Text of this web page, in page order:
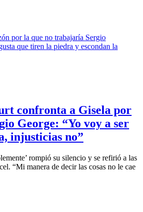
confronta a Gisela por
George: “Yo voy a ser
injusticias no”
rompió su silencio y se refirió a las
“Mi manera de decir las cosas no le cae